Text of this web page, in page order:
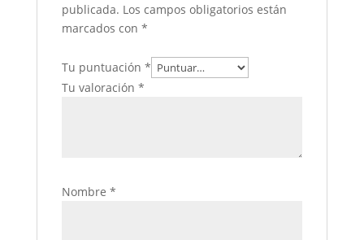
publicada. Los campos obligatorios están
marcados con *
Tu puntuación *
Tu valoración *
Nombre *